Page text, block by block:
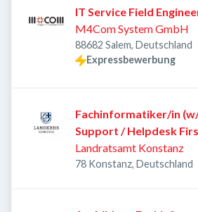
IT Service Field
M4Com System GmbH
88682 Salem, Deutschland
Expressbewerbung
Fachinformatiker/in
Support / Helpdesk
Landratsamt Konstanz
78 Konstanz, Deutschland